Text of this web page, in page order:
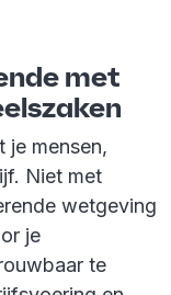
met
je mensen,
Niet met
wetgeving
je
te